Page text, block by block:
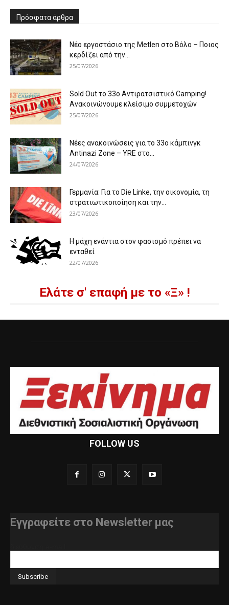
Πρόσφατα άρθρα
Νέο εργοστάσιο της Metlen στο Βόλο – Ποιος
κερδίζει από την...
25/07/2026
Sold Out το 33ο Αντιρατσιστικό Camping!
Ανακοινώνουμε κλείσιμο συμμετοχών
25/07/2026
Νέες ανακοινώσεις για το 33ο κάμπινγκ
Antinazi Zone – YRE στο...
24/07/2026
Γερμανία: Για το Die Linke, την οικονομία, τη
στρατιωτικοποίηση και την...
23/07/2026
Η μάχη ενάντια στον φασισμό πρέπει να
ενταθεί
22/07/2026
Ελάτε σ' επαφή με το «Ξ» !
FOLLOW US
Εγγραφείτε στο Newsletter μας